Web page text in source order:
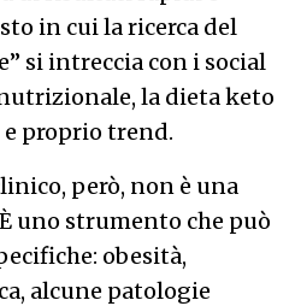
in cui la ricerca del
si intreccia con i social
la dieta keto
proprio trend.
però, non è una
uno strumento che può
obesità,
alcune patologie